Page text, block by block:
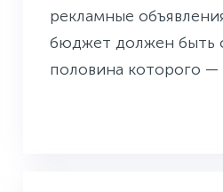
рекламные
бюджет должен быть
половина которого —
коммерческий